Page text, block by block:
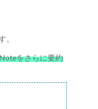
。
をさらに要約